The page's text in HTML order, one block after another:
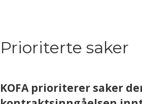
Prioriterte saker
KOFA prioriterer saker